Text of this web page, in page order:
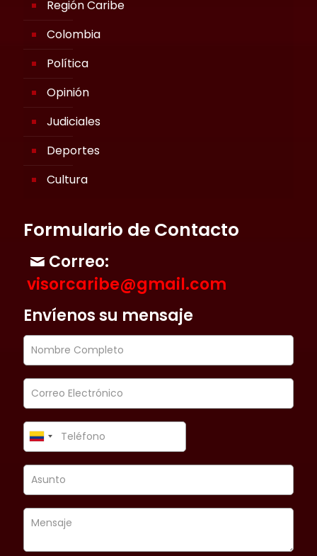
Región Caribe
Colombia
Política
Opinión
Judiciales
Deportes
Cultura
Formulario de Contacto
Correo:
visorcaribe@gmail.com
Envíenos su mensaje